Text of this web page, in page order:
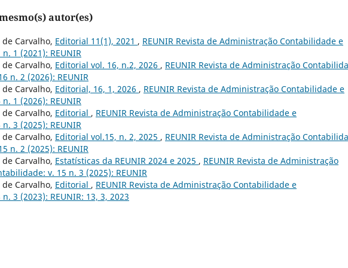
autor(es)
Carvalho, Editorial 11(1), 2021 , REUNIR Revista de Administração Contabilidade e
1 (2021): REUNIR
Carvalho, Editorial vol. 16, n.2, 2026 , REUNIR Revista de Administração
n. 2 (2026): REUNIR
Carvalho, Editorial, 16, 1, 2026 , REUNIR Revista de Administração Contabilidade e
1 (2026): REUNIR
Carvalho, Editorial , REUNIR Revista de Administração Contabilidade e
3 (2025): REUNIR
Carvalho, Editorial vol.15, n. 2, 2025 , REUNIR Revista de Administração
n. 2 (2025): REUNIR
Carvalho, Estatísticas da REUNIR 2024 e 2025 , REUNIR Revista de Administração
v. 15 n. 3 (2025): REUNIR
Carvalho, Editorial , REUNIR Revista de Administração Contabilidade e
3 (2023): REUNIR: 13, 3, 2023